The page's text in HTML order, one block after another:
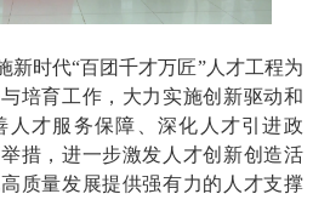
时代“百团千才万匠”人才工程为
培育工作，大力实施创新驱动和
人才服务保障、深化人才引进政
措，进一步激发人才创新创造活
质量发展提供强有力的人才支撑